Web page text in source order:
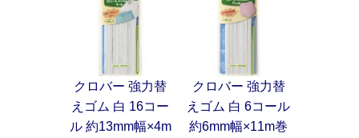
クロバー 強力替
えゴム 白 16コー
ル 約13mm幅×4m
クロバー 強力替
えゴム 白 6コール
約6mm幅×11m巻